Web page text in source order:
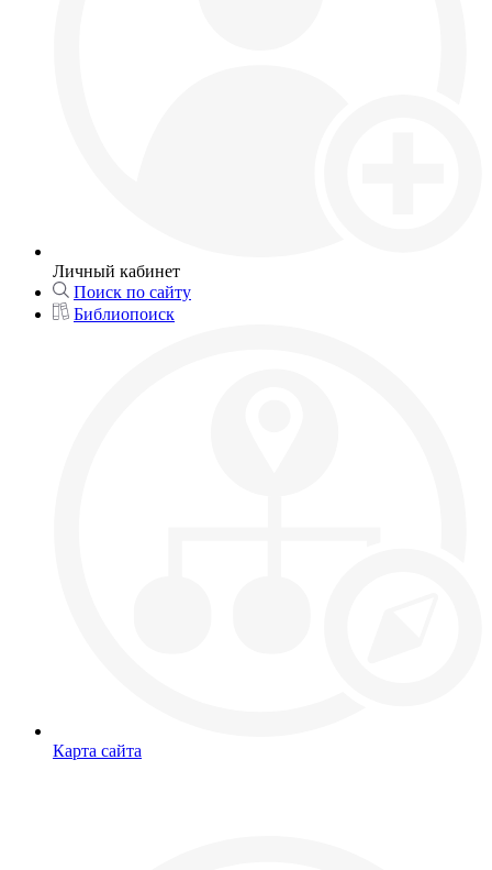
Личный кабинет
Поиск по сайту
Библиопоиск
Карта сайта